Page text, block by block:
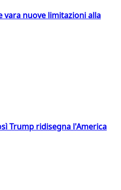
vara nuove limitazioni alla
Trump ridisegna l'America